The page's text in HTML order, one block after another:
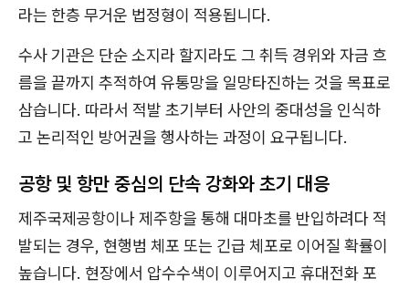
라는 한층 무거운 법정형이 적용됩니다.
수사 기관은 단순 소지라 할지라도 그 취득 경위와 자금 흐
름을 끝까지 추적하여 유통망을 일망타진하는 것을 목표로
삼습니다. 따라서 적발 초기부터 사안의 중대성을 인식하
고 논리적인 방어권을 행사하는 과정이 요구됩니다.
공항 및 항만 중심의 단속 강화와 초기 대응
제주국제공항이나 제주항을 통해 대마초를 반입하려다 적
발되는 경우, 현행범 체포 또는 긴급 체포로 이어질 확률이
높습니다. 현장에서 압수수색이 이루어지고 휴대전화 포